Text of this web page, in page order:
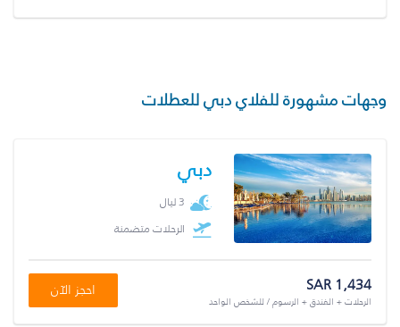
وجهات مشهورة للفلاي دبي للعطلات
دبي
3 ليال
الرحلات متضمنة
SAR 1,434
الرحلات + الفندق + الرسوم / للشخص الواحد
احجز الآن